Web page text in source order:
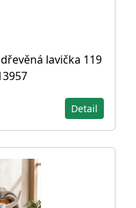
lavička 119
Detail